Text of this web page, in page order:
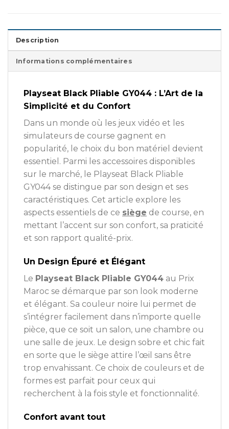
Description
Informations complémentaires
Playseat Black Pliable GY044 : L’Art de la
Simplicité et du Confort
Dans un monde où les jeux vidéo et les
simulateurs de course gagnent en
popularité, le choix du bon matériel devient
essentiel. Parmi les accessoires disponibles
sur le marché, le Playseat Black Pliable
GY044 se distingue par son design et ses
caractéristiques. Cet article explore les
aspects essentiels de ce siège de course, en
mettant l’accent sur son confort, sa praticité
et son rapport qualité-prix.
Un Design Épuré et Élégant
Le Playseat Black Pliable GY044 au Prix
Maroc se démarque par son look moderne
et élégant. Sa couleur noire lui permet de
s’intégrer facilement dans n’importe quelle
pièce, que ce soit un salon, une chambre ou
une salle de jeux. Le design sobre et chic fait
en sorte que le siège attire l’œil sans être
trop envahissant. Ce choix de couleurs et de
formes est parfait pour ceux qui
recherchent à la fois style et fonctionnalité.
Confort avant tout